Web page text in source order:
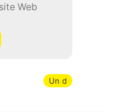
Web
Un d